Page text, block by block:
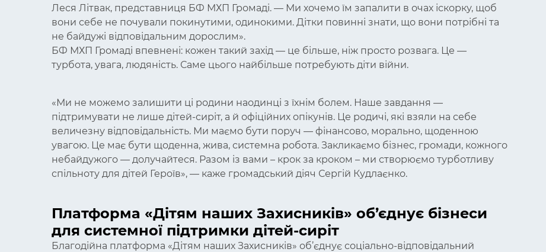
Леся Літвак, представниця БФ МХП Громаді. — Ми хочемо їм запалити в очах іскорку, щоб
вони себе не почували покинутими, одинокими. Дітки повинні знати, що вони потрібні та
не байдужі відповідальним дорослим».
БФ МХП Громаді впевнені: кожен такий захід — це більше, ніж просто розвага. Це —
турбота, увага, людяність. Саме цього найбільше потребують діти війни.
«Ми не можемо залишити ці родини наодинці з їхнім болем. Наше завдання —
підтримувати не лише дітей-сиріт, а й офіційних опікунів. Це родичі, які взяли на себе
величезну відповідальність. Ми маємо бути поруч — фінансово, морально, щоденною
увагою. Це має бути щоденна, жива, системна робота. Закликаємо бізнес, громади, кожного
небайдужого — долучайтеся. Разом із вами – крок за кроком – ми створюємо турботливу
спільноту для дітей Героїв», — каже громадський діяч Сергій Кудлаєнко.
Платформа «Дітям наших Захисників» об’єднує бізнеси
для системної підтримки дітей-сиріт
Благодійна платформа «Дітям наших Захисників» об’єднує соціально-відповідальний